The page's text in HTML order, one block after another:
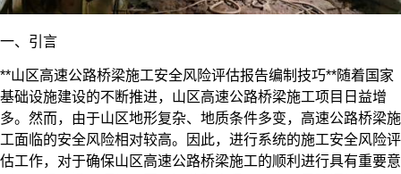
一、引言
**山区高速公路桥梁施工安全风险评估报告编制技巧**随着国家
基础设施建设的不断推进，山区高速公路桥梁施工项目日益增
多。然而，由于山区地形复杂、地质条件多变，高速公路桥梁施
工面临的安全风险相对较高。因此，进行系统的施工安全风险评
估工作，对于确保山区高速公路桥梁施工的顺利进行具有重要意